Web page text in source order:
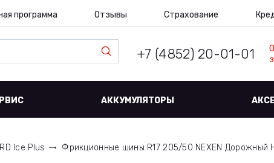
программа Отзывы Страхование
+7 (4852) 20-01-01
АККУМУЛЯТОРЫ
Ice Plus Фрикционные шины R17 205/50 NEXEN Дорожный